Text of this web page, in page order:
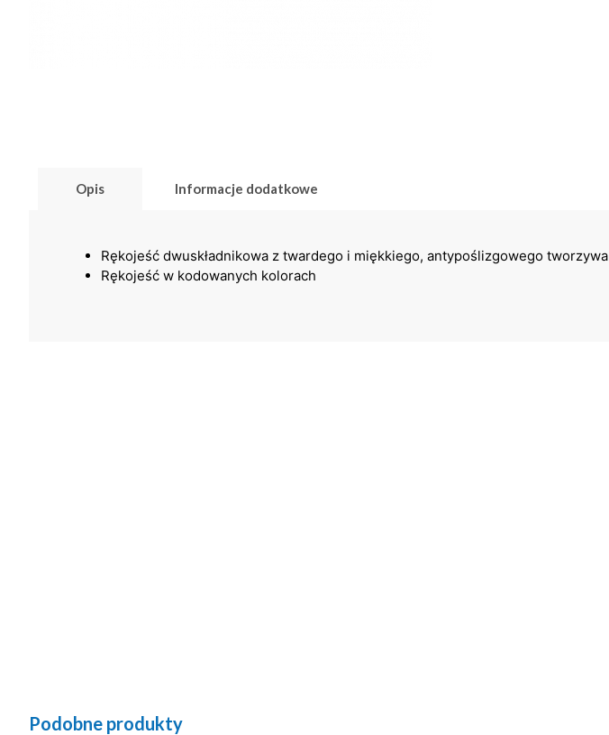
Opis Informacje dodatkowe
Rękojeść dwuskładnikowa z twardego i miękkiego, antypoślizgowego tworzywa
Rękojeść w kodowanych kolorach
Podobne produkty